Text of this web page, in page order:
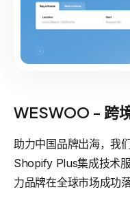
WESWOO - 跨
助力中国品牌出海，我
Shopify Plus集成技术
力品牌在全球市场成功